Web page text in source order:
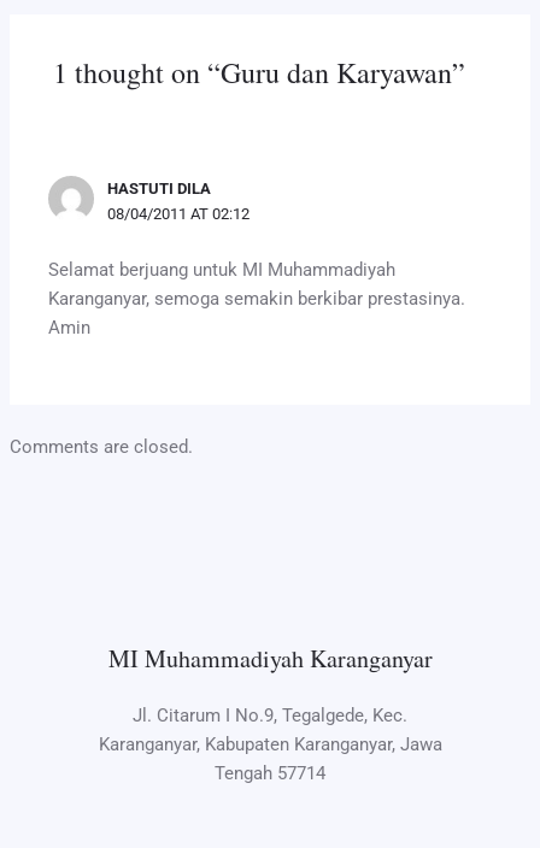
1 thought on “Guru dan Karyawan”
HASTUTI DILA
08/04/2011 AT 02:12
Selamat berjuang untuk MI Muhammadiyah
Karanganyar, semoga semakin berkibar prestasinya.
Amin
Comments are closed.
MI Muhammadiyah Karanganyar
Jl. Citarum I No.9, Tegalgede, Kec.
Karanganyar, Kabupaten Karanganyar, Jawa
Tengah 57714